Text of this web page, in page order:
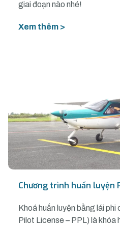
giai đoạn nào nhé!
Xem thêm >
Chương trình huấn luyện
Khoá huấn luyện bằng lái
Pilot License – PPL) là khóa